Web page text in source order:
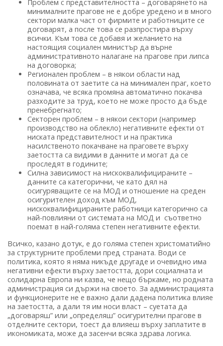
Проблем с представителността – договарянето на
минималните прагове не е добре уредено и в много
сектори малка част от фирмите и работниците се
договарят, а после това се разпростира върху
всички. Към това се добавя и желанието на
настоящия социален министър да върне
административното налагане на прагове при липса
на договорка;
Регионален проблем – в някои области над
половината от заетите са на минимален праг, което
означава, че всяка промяна автоматично покачва
разходите за труд, което не може просто да бъде
пренебрегнато;
Секторен проблем – в някои сектори (например
производство на облекло) негативните ефекти от
ниската представителност и на практика
насилственото покачване на праговете върху
заетостта са видими в данните и могат да се
проследят в годините;
Силна зависимост на нискоквалифицираните –
данните са категорични, че като дял на
осигуряващите се на МОД и отношение на среден
осигурителен доход към МОД,
нискоквалифицираните работници категорично са
най-повлияни от системата на МОД и съответно
поемат в най-голяма степен негативните ефекти.
Всичко, казано дотук, е до голяма степен христоматийно
за структурните проблеми пред страната. Води се
политика, която я няма никъде другаде и очевидно има
негативни ефекти върху заетостта, дори социалната и
солидарна Европа ни казва, че нещо бъркаме, но родната
администрация си държи на своето. За администрацията
и функционерите не е важно дали дадена политика влияе
на заетостта, а дали тя им носи власт – суетата да
„договаряш” или „определяш” осигурителни прагове в
отделните сектори, тоест да влияеш върху заплатите в
икономиката, може да засенчи всяка здрава логика.